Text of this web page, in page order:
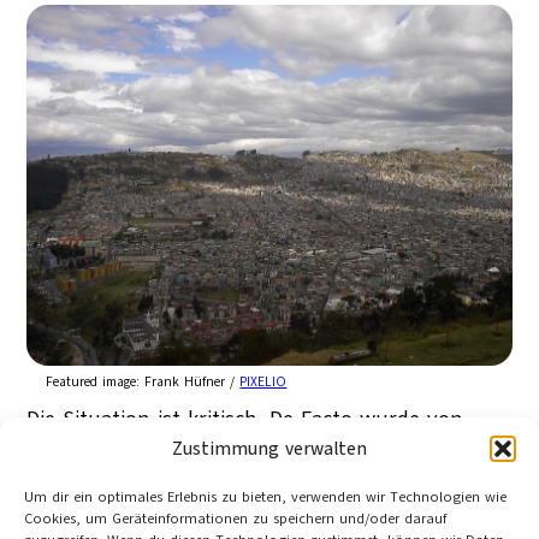
Zustimmung verwalten
Um dir ein optimales Erlebnis zu bieten, verwenden wir Technologien wie
Cookies, um Geräteinformationen zu speichern und/oder darauf
Featured image: Frank Hüfner / PIXELIO
Die Situation ist kritisch. De Facto wurde von
Seiten der Polizei Ecuadors versucht am
gewählten und sozialistischen Präsidenten Rafael